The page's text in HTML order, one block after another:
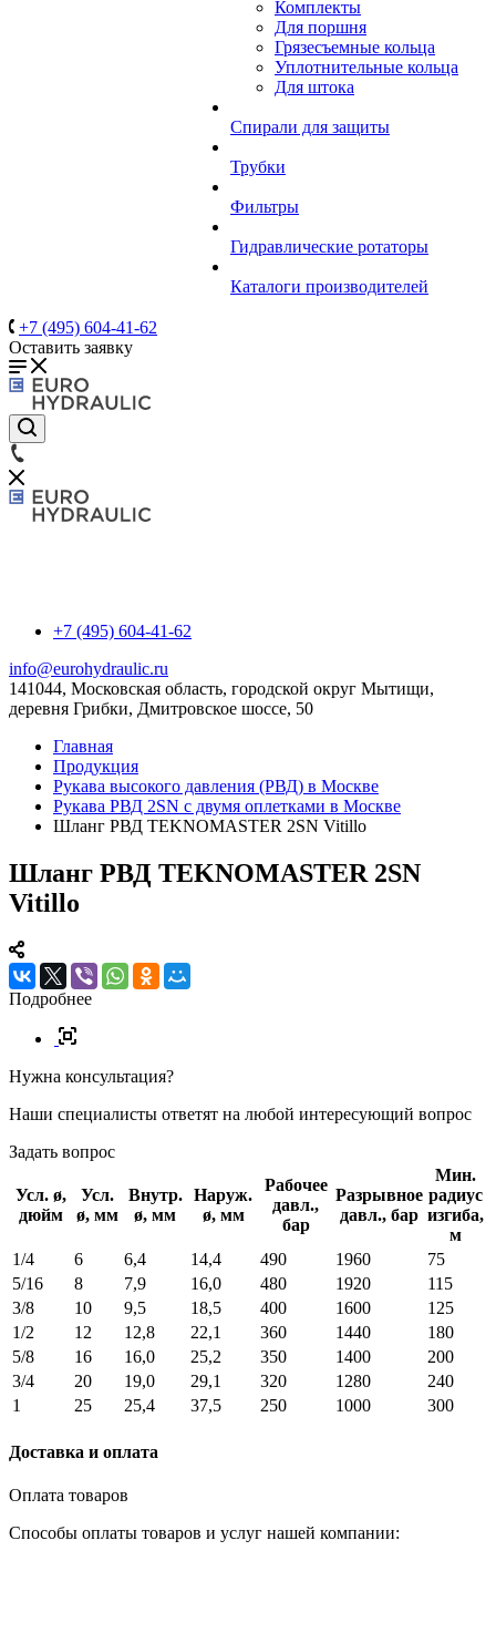
Комплекты
Для поршня
Грязесъемные кольца
Уплотнительные кольца
Для штока
Спирали для защиты
Трубки
Фильтры
Гидравлические ротаторы
Каталоги производителей
+7 (495) 604-41-62
Оставить заявку
+7 (495) 604-41-62
info@eurohydraulic.ru
141044, Московская область, городской округ Мытищи,
деревня Грибки, Дмитровское шоссе, 50
Главная
Продукция
Рукава высокого давления (РВД) в Москве
Рукава РВД 2SN с двумя оплетками в Москве
Шланг РВД TEKNOMASTER 2SN Vitillo
Шланг РВД TEKNOMASTER 2SN
Vitillo
Подробнее
Нужна консультация?
Наши специалисты ответят на любой интересующий вопрос
Задать вопрос
Усл. ø,
дюйм
Усл.
ø, мм
Внутр.
ø, мм
Наруж.
ø, мм
Рабочее
давл.,
бар
Разрывное
давл., бар
Мин.
радиус
изгиба,
м
1/4
6 6,4 14,4 490 1960
75
5/16
8 7,9 16,0 480 1920
115
3/8
10 9,5 18,5 400 1600
125
1/2
12 12,8 22,1 360 1440
180
5/8
16 16,0 25,2 350 1400
200
3/4
20 19,0 29,1 320 1280
240
1
25 25,4 37,5 250 1000 300
Доставка и оплата
Оплата товаров
Способы оплаты товаров и услуг нашей компании: